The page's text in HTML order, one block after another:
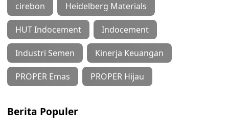
cirebon Heidelberg Materials
HUT Indocement Indocement
Industri Semen Kinerja Keuangan
PROPER Emas PROPER Hijau
Berita Populer